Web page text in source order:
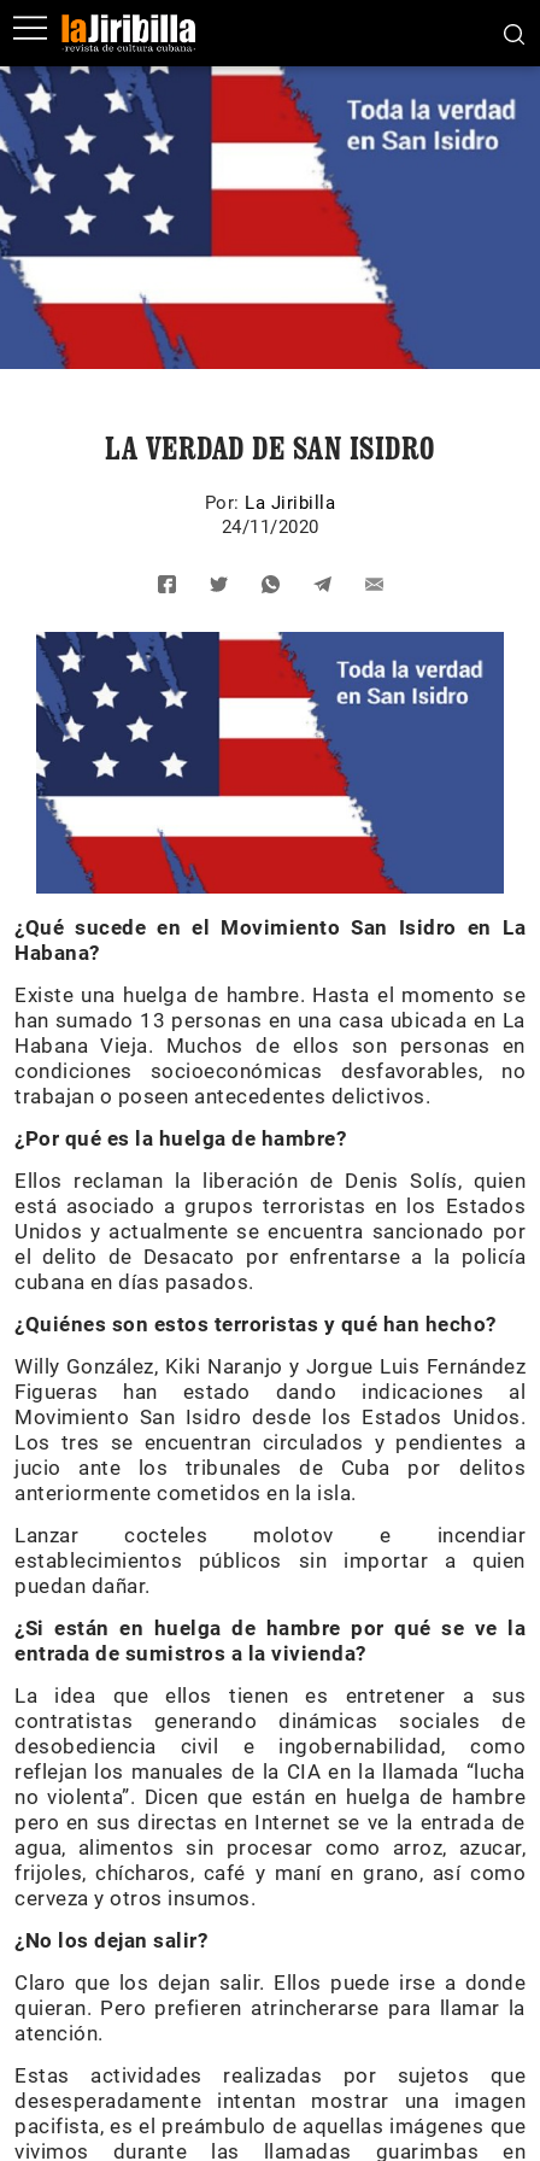
LA VERDAD DE SAN ISIDRO
Por: La Jiribilla
24/11/2020
¿Qué sucede en el Movimiento San Isidro en La
Habana?
Existe una huelga de hambre. Hasta el momento se
han sumado 13 personas en una casa ubicada en La
Habana Vieja. Muchos de ellos son personas en
condiciones socioeconómicas desfavorables, no
trabajan o poseen antecedentes delictivos.
¿Por qué es la huelga de hambre?
Ellos reclaman la liberación de Denis Solís, quien
está asociado a grupos terroristas en los Estados
Unidos y actualmente se encuentra sancionado por
el delito de Desacato por enfrentarse a la policía
cubana en días pasados.
¿Quiénes son estos terroristas y qué han hecho?
Willy González, Kiki Naranjo y Jorgue Luis Fernández
Figueras han estado dando indicaciones al
Movimiento San Isidro desde los Estados Unidos.
Los tres se encuentran circulados y pendientes a
jucio ante los tribunales de Cuba por delitos
anteriormente cometidos en la isla.
Lanzar cocteles molotov e incendiar
establecimientos públicos sin importar a quien
puedan dañar.
¿Si están en huelga de hambre por qué se ve la
entrada de sumistros a la vivienda?
La idea que ellos tienen es entretener a sus
contratistas generando dinámicas sociales de
desobediencia civil e ingobernabilidad, como
reflejan los manuales de la CIA en la llamada “lucha
no violenta”. Dicen que están en huelga de hambre
pero en sus directas en Internet se ve la entrada de
agua, alimentos sin procesar como arroz, azucar,
frijoles, chícharos, café y maní en grano, así como
cerveza y otros insumos.
¿No los dejan salir?
Claro que los dejan salir. Ellos puede irse a donde
quieran. Pero prefieren atrincherarse para llamar la
atención.
Estas actividades realizadas por sujetos que
desesperadamente intentan mostrar una imagen
pacifista, es el preámbulo de aquellas imágenes que
vivimos durante las llamadas guarimbas en